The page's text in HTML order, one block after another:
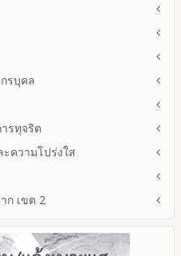
รสอบถาม
ล
งกับแนวทางส่งเสริมความ
ำนักงานเขตพื้นที่การศึกษา
ำเนินงานและการใช้งบประมาณ
จำปี
ดหาพัสดุรายเดือน ประจำ
.1)
มาณ พ.ศ. 2568
รบุคล
ละพัฒนาทรัพยากรบุคลล ประจำ
าทรัพยากรบุคคลประจำ
ลื่อนจริยธรรม
รียนการทุจริตและประพฤติมิชอบ
ทุจริตและประพฤติมิชอบ
ริตและประพฤติมิชอบ ประจำ
ารดำเนินงานปีงบประมาณ
รทุจริต
Policy จากการปฏิบัติหน้าที่และ
การรับทรัพย์สินหรือประโยชน์อื่น
นของรัฐ
ในสำนักงานเขตพื้นที่การศึกษา
ผนบริหารจัดการความเสี่ยงการ
ความโปร่งใส
ระจำปีงบประมาณ
รณะ
การจัดซื้อจัดจ้าง
ารทุจริต
ก เขต 2